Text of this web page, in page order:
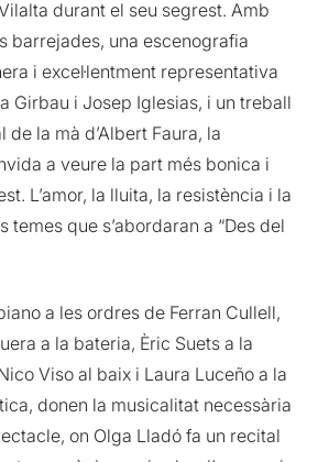
durant el seu segrest. Amb
barrejades, una escenografia
i excel·lentment representativa
Girbau i Josep Iglesias, i un treball
de la mà d’Albert Faura, la
a veure la part més bonica i
L’amor, la lluita, la resistència i la
temes que s’abordaran a “Des del
a les ordres de Ferran Cullell,
a la bateria, Èric Suets a la
Viso al baix i Laura Luceño a la
donen la musicalitat necessària
on Olga Lladó fa un recital